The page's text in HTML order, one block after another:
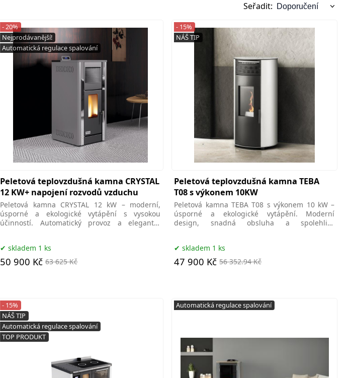
Seřadit:
Peletová teplovzdušná kamna CRYSTAL
12 KW+ napojení rozvodů vzduchu
Peletová kamna CRYSTAL 12 kW – moderní,
úsporné a ekologické vytápění s vysokou
účinností. Automatický provoz a elegantní
- 20%
Nejprodávanější!
Automatická regulace spalování
skladem 1 ks
50 900 Kč 63 625 Kč
Peletová teplovzdušná kamna TEBA
T08 s výkonem 10KW
Peletová kamna TEBA T08 s výkonem 10 kW –
úsporné a ekologické vytápění. Moderní
design, snadná obsluha a spolehlivý
- 15%
NÁŠ TIP
skladem 1 ks
47 900 Kč 56 352.94 Kč
- 15%
NÁŠ TIP
Automatická regulace spalování
TOP PRODUKT
Automatická regulace spalování